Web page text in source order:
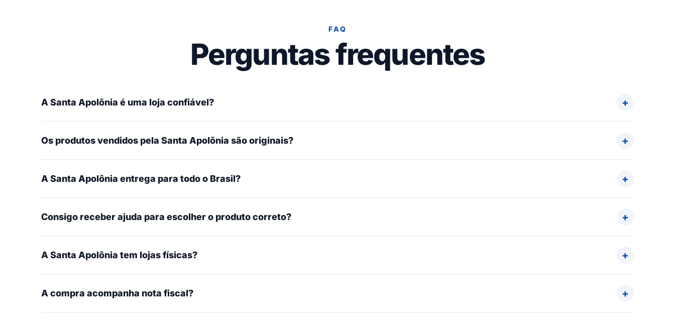
FAQ
Perguntas frequentes
A Santa Apolônia é uma loja confiável?
Os produtos vendidos pela Santa Apolônia são originais?
A Santa Apolônia entrega para todo o Brasil?
Consigo receber ajuda para escolher o produto correto?
A Santa Apolônia tem lojas físicas?
A compra acompanha nota fiscal?